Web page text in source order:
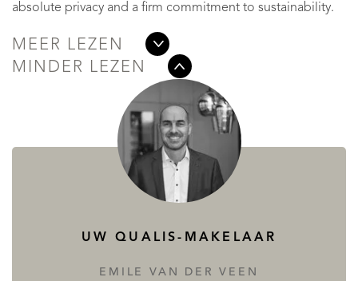
absolute privacy and a firm commitment to sustainability.
MEER LEZEN
MINDER LEZEN
UW QUALIS-MAKELAAR
EMILE VAN DER VEEN